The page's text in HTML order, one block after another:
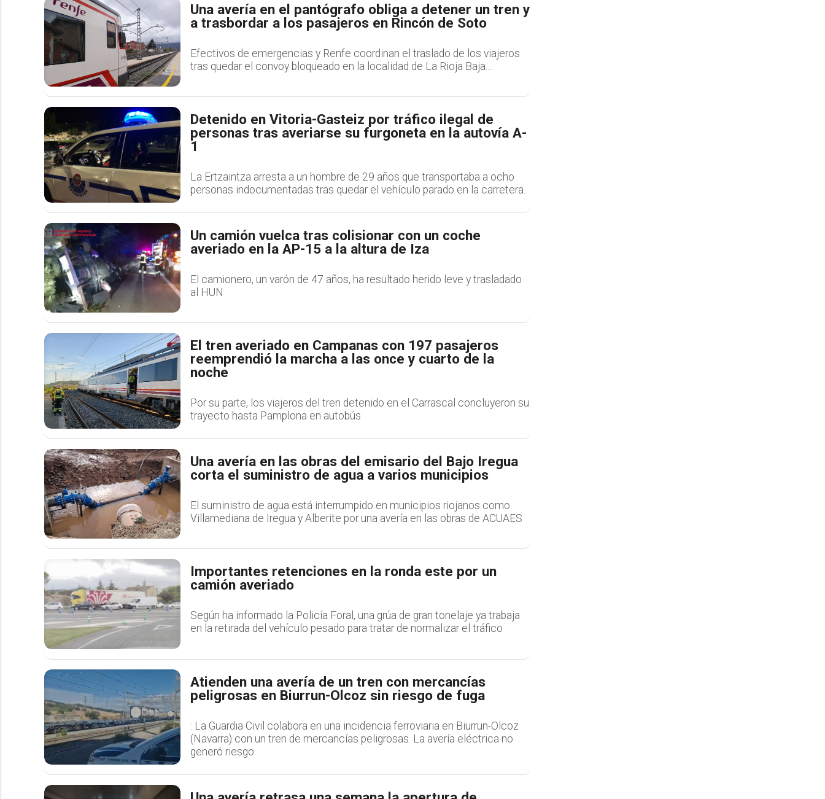
Una avería en el pantógrafo obliga a detener un tren y
a trasbordar a los pasajeros en Rincón de Soto
Efectivos de emergencias y Renfe coordinan el traslado de los viajeros
tras quedar el convoy bloqueado en la localidad de La Rioja Baja....
Detenido en Vitoria-Gasteiz por tráfico ilegal de
personas tras averiarse su furgoneta en la autovía A-
1
La Ertzaintza arresta a un hombre de 29 años que transportaba a ocho
personas indocumentadas tras quedar el vehículo parado en la carretera.
Un camión vuelca tras colisionar con un coche
averiado en la AP-15 a la altura de Iza
El camionero, un varón de 47 años, ha resultado herido leve y trasladado
al HUN
El tren averiado en Campanas con 197 pasajeros
reemprendió la marcha a las once y cuarto de la
noche
Por su parte, los viajeros del tren detenido en el Carrascal concluyeron su
trayecto hasta Pamplona en autobús
Una avería en las obras del emisario del Bajo Iregua
corta el suministro de agua a varios municipios
El suministro de agua está interrumpido en municipios riojanos como
Villamediana de Iregua y Alberite por una avería en las obras de ACUAES
Importantes retenciones en la ronda este por un
camión averiado
Según ha informado la Policía Foral, una grúa de gran tonelaje ya trabaja
en la retirada del vehículo pesado para tratar de normalizar el tráfico
Atienden una avería de un tren con mercancías
peligrosas en Biurrun-Olcoz sin riesgo de fuga
: La Guardia Civil colabora en una incidencia ferroviaria en Biurrun-Olcoz
(Navarra) con un tren de mercancías peligrosas. La avería eléctrica no
generó riesgo